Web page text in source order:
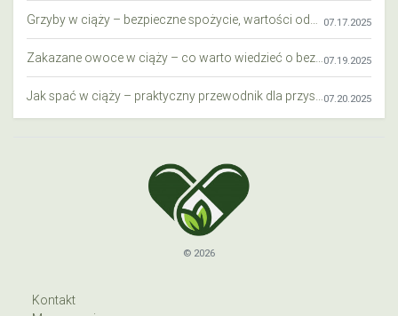
07.17.2025
07.19.2025
07.20.2025
© 2026
Kontakt